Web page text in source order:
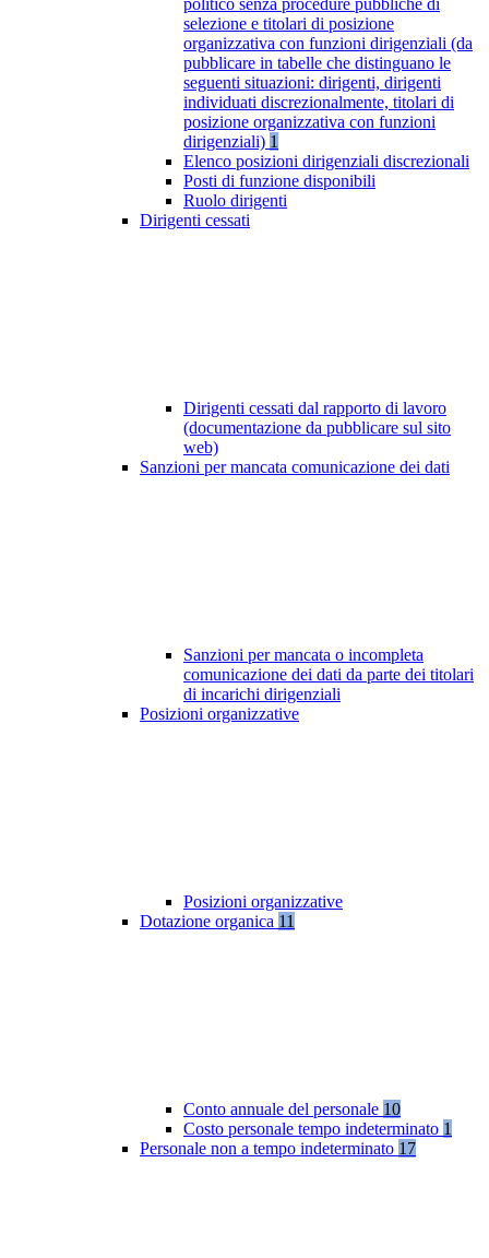
politico senza procedure pubbliche di
selezione e titolari di posizione
organizzativa con funzioni dirigenziali (da
pubblicare in tabelle che distinguano le
seguenti situazioni: dirigenti, dirigenti
individuati discrezionalmente, titolari di
posizione organizzativa con funzioni
dirigenziali) 1
Elenco posizioni dirigenziali discrezionali
Posti di funzione disponibili
Ruolo dirigenti
Dirigenti cessati
Dirigenti cessati dal rapporto di lavoro
(documentazione da pubblicare sul sito
web)
Sanzioni per mancata comunicazione dei dati
Sanzioni per mancata o incompleta
comunicazione dei dati da parte dei titolari
di incarichi dirigenziali
Posizioni organizzative
Posizioni organizzative
Dotazione organica 11
Conto annuale del personale 10
Costo personale tempo indeterminato 1
Personale non a tempo indeterminato 17